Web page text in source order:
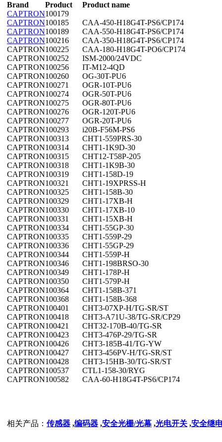
Brand Product
Product name
CAPTRON100179
CAPTRON100185
CAA-450-H18G4T-PS6/CP174
CAPTRON100189
CAA-550-H18G4T-PS6/CP174
CAPTRON100216
CAA-350-H18G4T-PS6/CP174
CAPTRON100225
CAA-180-H18G4T-PO6/CP174
CAPTRON100252
ISM-2000/24VDC
CAPTRON100256
IT-M12-4QD
CAPTRON100260
OG-30T-PU6
CAPTRON100271
OGR-10T-PU6
CAPTRON100274
OGR-50T-PU6
CAPTRON100275
OGR-80T-PU6
CAPTRON100276
OGR-120T-PU6
CAPTRON100277
OGR-20T-PU6
CAPTRON100293
i20B-F56M-PS6
CAPTRON100313
CHT1-559PRS-30
CAPTRON100314
CHT1-1K9D-30
CAPTRON100315
CHT12-T58P-205
CAPTRON100318
CHT1-1K9B-30
CAPTRON100319
CHT1-158D-19
CAPTRON100321
CHT1-19XPRSS-H
CAPTRON100325
CHT1-158B-30
CAPTRON100329
CHT1-17XB-H
CAPTRON100330
CHT1-17XB-10
CAPTRON100331
CHT1-15XB-H
CAPTRON100334
CHT1-55GP-30
CAPTRON100335
CHT1-559P-29
CAPTRON100336
CHT1-55GP-29
CAPTRON100344
CHT1-559P-H
CAPTRON100346
CHT1-198BRSO-30
CAPTRON100349
CHT1-178P-H
CAPTRON100350
CHT1-579P-H
CAPTRON100364
CHT1-158B-371
CAPTRON100368
CHT1-158B-368
CAPTRON100401
CHT3-07XP-H/TG-SR/ST
CAPTRON100418
CHT3-A71U-38/TG-SR/CP29
CAPTRON100421
CHT32-170B-40/TG-SR
CAPTRON100423
CHT3-476P-29/TG-SR
CAPTRON100426
CHT3-185B-41/TG-YW
CAPTRON100427
CHT3-456PV-H/TG-SR/ST
CAPTRON100428
CHT3-15HB-30/TG-SR/ST
CAPTRON100537
CTL1-158-30/RYG
CAPTRON100582 CAA-60-H18G4T-PS6/CP174
相关产品： 传感器 ,编码器 ,安全光栅/光幕 ,光电开关 ,安全继